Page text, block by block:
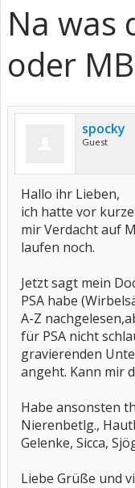
Na was
oder
spocky
Guest
Hallo ihr Lieben,
ich hatte vor
mir Verdacht auf
laufen noch.
Jetzt sagt mein
PSA habe
A-Z
für PSA nicht
gravierenden
angeht. Kann mir
Habe ansonsten
Nierenbetlg.,
Gelenke, Sicca,
Liebe Grüße und